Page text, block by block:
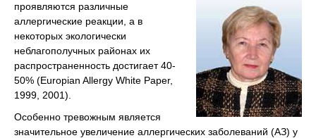
проявляются различные
аллергические реакции, а в
некоторых экологически
неблагополучных районах их
распространенность достигает 40-
50% (Europian Allergy White Paper,
1999, 2001).
Особенно тревожным является
значительное увеличение аллергических заболеваний (АЗ) у